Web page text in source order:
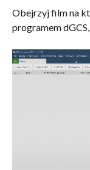
Obejrzyj film na
programem